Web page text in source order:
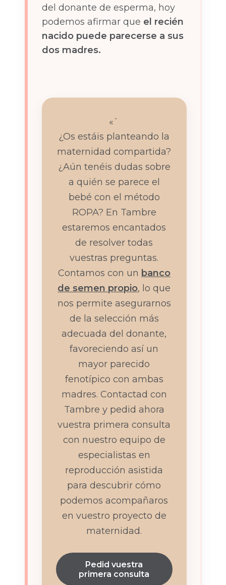
del donante de esperma, hoy
podemos afirmar que el recién
nacido puede parecerse a sus
dos madres.
«`
¿Os estáis planteando la
maternidad compartida?
¿Aún tenéis dudas sobre
a quién se parece el
bebé con el método
ROPA? En Tambre
estaremos encantados
de resolver todas
vuestras preguntas.
Contamos con un banco
de semen propio, lo que
nos permite asegurarnos
de la selección más
adecuada del donante,
favoreciendo así un
mayor parecido
fenotípico con ambas
madres. Contactad con
Tambre y pedid ahora
vuestra primera consulta
con nuestro equipo de
especialistas en
reproducción asistida
para descubrir cómo
podemos acompañaros
en vuestro proyecto de
maternidad.
Pedid vuestra
primera consulta